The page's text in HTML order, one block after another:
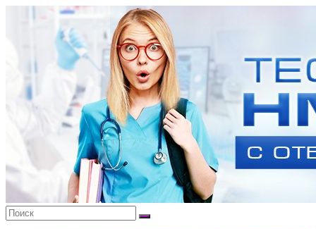
содержимому
портала
ответами